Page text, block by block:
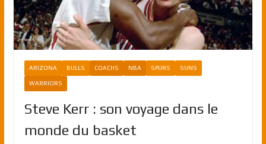
ARIZONA BULLS COACHS NBA SPURS SUNS
WARRIORS
Steve Kerr : son voyage dans le
monde du basket